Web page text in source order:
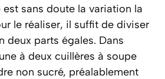
est sans doute la variation la
le réaliser, il suffit de diviser
deux parts égales. Dans
à deux cuillères à soupe
non sucré, préalablement